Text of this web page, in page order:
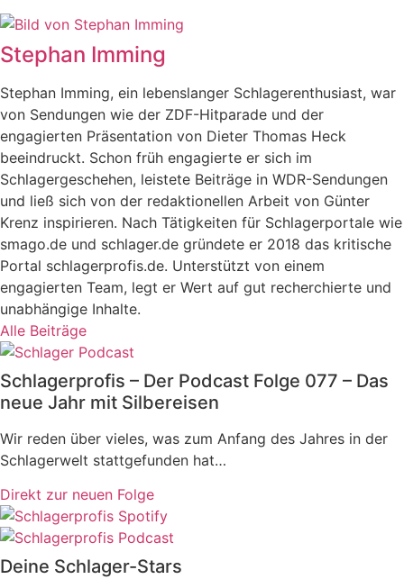
Stephan Imming
Stephan Imming, ein lebenslanger Schlagerenthusiast, war
von Sendungen wie der ZDF-Hitparade und der
engagierten Präsentation von Dieter Thomas Heck
beeindruckt. Schon früh engagierte er sich im
Schlagergeschehen, leistete Beiträge in WDR-Sendungen
und ließ sich von der redaktionellen Arbeit von Günter
Krenz inspirieren. Nach Tätigkeiten für Schlagerportale wie
smago.de und schlager.de gründete er 2018 das kritische
Portal schlagerprofis.de. Unterstützt von einem
engagierten Team, legt er Wert auf gut recherchierte und
unabhängige Inhalte.
Alle Beiträge
Schlagerprofis – Der Podcast Folge 077 – Das
neue Jahr mit Silbereisen
Wir reden über vieles, was zum Anfang des Jahres in der
Schlagerwelt stattgefunden hat…
Direkt zur neuen Folge
Deine Schlager-Stars